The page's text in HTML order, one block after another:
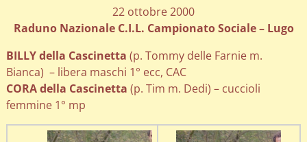
22 ottobre 2000
Raduno Nazionale C.I.L. Campionato Sociale – Lugo
BILLY della Cascinetta (p. Tommy delle Farnie m.
Bianca) – libera maschi 1° ecc, CAC
CORA della Cascinetta (p. Tim m. Dedi) – cuccioli
femmine 1° mp